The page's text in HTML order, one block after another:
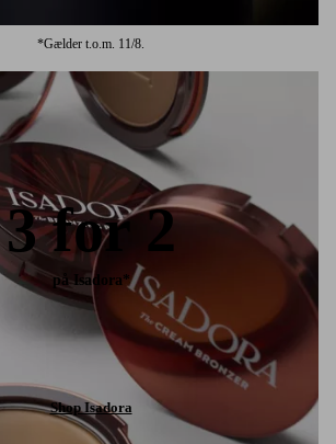
*Gælder t.o.m. 11/8.
3 for 2
på Isadora*
Shop Isadora